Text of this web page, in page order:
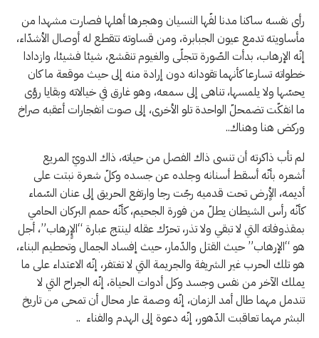
رأى نفسه ساكنا مدنا لفّها النسيان وهجرها أهلها فصارت مشهدا من
مأساويته تدمع عيون الجبابرة، ومن قساوته تتقطع له أوصال الأشدّاء،
إنّه الإرهاب، بدأت الصّورة تتجلّى والغيوم تنقشع، شيئا فشيئا، وازدادا
خطواته تسارعا كأنهما تقودانه دون إرادة منه إلى حيث موقعة ما كان
يحسّها ولا يلمسها، تناهى إلى سمعه، وهو غارق في خيالاته وبقايا رؤى
ما انفكّت تضمحلّ الواحدة تلو الأخرى، إلى صوت انفجارات أعقبه صراخ
وركض هنا وهناك..
لم تأب ذاكرته أن تنسى ذاك الفصل من حياته، ذاك الدويّ المريع
أشعره بأنّه أسقط أسنانه وجلده عن جسده وكلّ شعرة نبتت على
أديمه، الأٍرض تحت قدميه رجّت رجا وارتفع الحريق إلى عنان السّماء
كأنّه رأس الشيطان يطلّ من فورة الجحيم، كأنّه حمم البركان الحامي
بمقذوفاته التي لا تبقي ولا تذر، تحرّك عقله لينتج عبارة “الإٍرهاب”، أجل
هو “الإرهاب” حيث القتل والدّمار، حيث إفساد الجمال وتحطيم البناء،
هو تلك الحرب غير الشريفة والجريمة التي لا تغتفر، إنّه الاعتداء على ما
يملك الآخر من نفس وجسد وكل أدوات الحياة، إنّه الجراح التي لا
تندمل مهما طال أمد الزمان، إنّه وصمة عار محال أن تمحى من تاريخ
البشر مهما تعاقبت الدّهور، إنّه دعوة إلى الهدم والفناء ..